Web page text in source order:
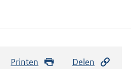
Printen Delen